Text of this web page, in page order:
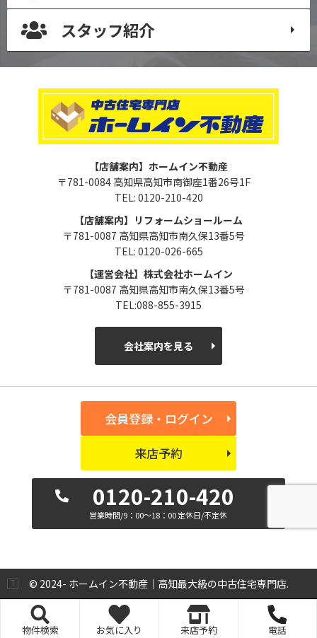
スタッフ紹介
【店舗案内】ホームイン不動産
〒781-0084 高知県高知市南御座1番26号1F
TEL: 0120-210-420
【店舗案内】リフォームショールーム
〒781-0087 高知県高知市南久保13番5号
TEL: 0120-026-665
【運営会社】株式会社ホームイン
〒781-0087 高知県高知市南久保13番5号
TEL:088-855-3915
会社案内を見る
会員登録・ログイン
来店予約
0120-210-420
営業時間/9：00～18：00 定休日/不定休
物件検索 お気に入り 来店予約 電話
© 2024- ホームイン不動産｜高知最大級の中古住宅専門店.